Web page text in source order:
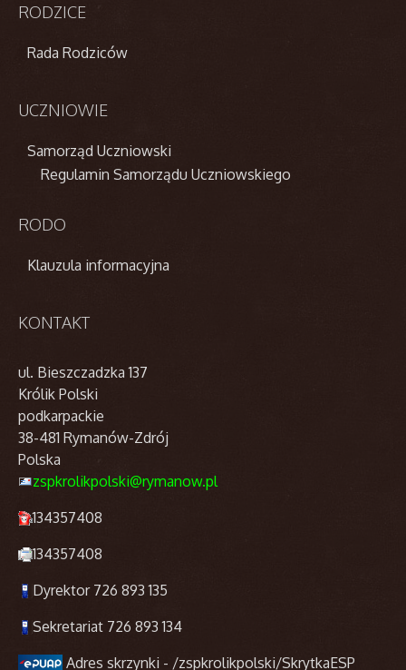
RODZICE
Rada Rodziców
UCZNIOWIE
Samorząd Uczniowski
Regulamin Samorządu Uczniowskiego
RODO
Klauzula informacyjna
KONTAKT
ul. Bieszczadzka 137
Królik Polski
podkarpackie
38-481 Rymanów-Zdrój
Polska
zspkrolikpolski@rymanow.pl
134357408
134357408
Dyrektor 726 893 135
Sekretariat 726 893 134
Adres skrzynki - /zspkrolikpolski/SkrytkaESP